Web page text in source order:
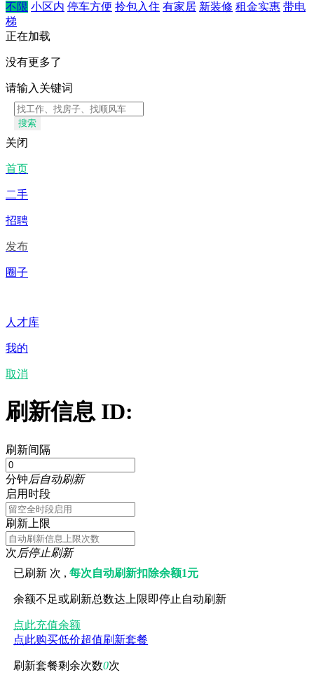
不限 小区内 停车方便 拎包入住 有家居 新装修 租金实惠 带电
梯
正在加载
没有更多了
请输入关键词
搜索
关闭
首页
二手
招聘
发布
圈子
人才库
我的
取消
刷新信息 ID:
刷新间隔
分钟后自动刷新
启用时段
刷新上限
次后停止刷新
已刷新次 ,每次自动刷新扣除余额1元
余额不足或刷新总数达上限即停止自动刷新
点此充值余额
点此购买低价超值刷新套餐
刷新套餐剩余次数0次